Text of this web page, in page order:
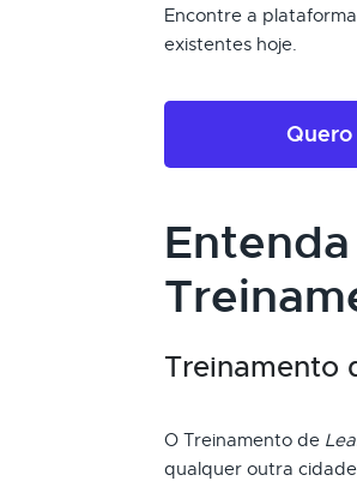
Encontre a
existentes hoje.
Treinamento
O Treinamento de
qualquer outra